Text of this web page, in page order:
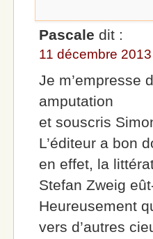
Pascale dit :
11 décembre
Je m’empresse
amputation
et souscris
L’éditeur a bon
en effet, la
Stefan Zweig
Heureusement
vers d’autres